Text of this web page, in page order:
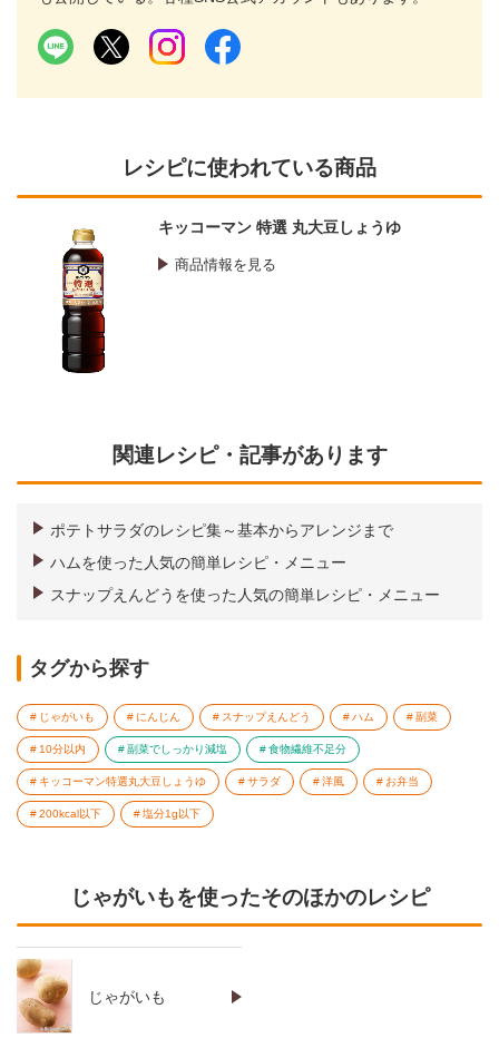
レシピに使われている商品
キッコーマン 特選 丸大豆しょうゆ
商品情報を見る
関連レシピ・記事があります
ポテトサラダのレシピ集～基本からアレンジまで
ハムを使った人気の簡単レシピ・メニュー
スナップえんどうを使った人気の簡単レシピ・メニュー
タグから探す
じゃがいも にんじん スナップえんどう ハム 副菜
10分以内 副菜でしっかり減塩 食物繊維不足分
キッコーマン特選丸大豆しょうゆ サラダ 洋風 お弁当
200kcal以下 塩分1g以下
じゃがいもを使ったそのほかのレシピ
じゃがいも